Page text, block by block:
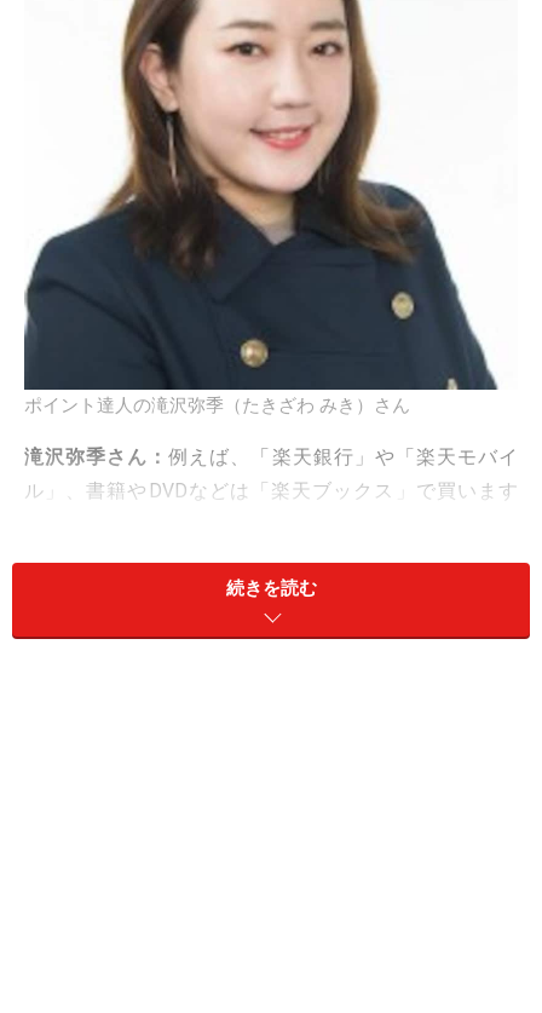
ポイント達人の滝沢弥季（たきざわ みき）さん
滝沢弥季さん：例えば、「楽天銀行」や「楽天モバイ
ル」、書籍やDVDなどは「楽天ブックス」で買います
をしているので、「楽天証券」も利用していますね。
他にも、まつ毛エクステを予約する時には「楽天ビュー
続きを読む